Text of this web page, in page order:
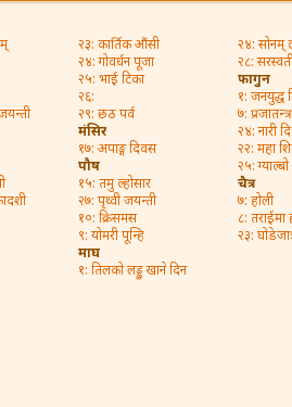
२३: कार्तिक औंसी
२४: गोवर्धन पूजा
२५: भाई टिका
२६:
२९: छठ पर्व
मंसिर
१७: अपाङ्ग दिवस
पौष
१५: तमु ल्होसार
२७: पृथ्वी जयन्ती
१०: क्रिसमस
९: योमरी पून्हि
माघ
१: तिलको लड्डु खाने दिन
२४: सोनम्
२८:
फागुन
१: जनयुद्ध
७:
२४: नारी
२२: महा
२५:
चैत्र
७: होली
८: तराईमा
२३: